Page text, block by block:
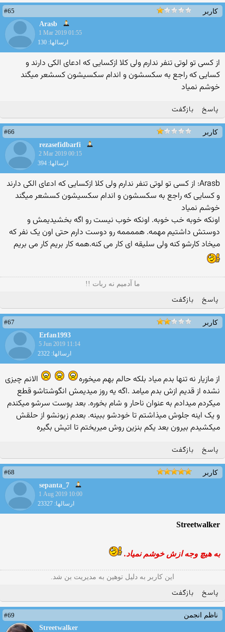
کاربر
#65
Arasb
1 Mar 2019 01:55
ارسالها: 130
از کسی تو لوتی تنفر ندارم ولی کلا ازکسایی که ادعای الکی دارند و
کسایی که راجع به سکسشون و اندام سکسیشون کسشعر میگند
خوشم نمیاد
پاسخ بازگفت
کاربر
#66
rezasefidbarfi
2 Mar 2019 00:15
ارسالها: 394
Arasb: از کسی تو لوتی تنفر ندارم ولی کلا ازکسایی که ادعای الکی دارند
و کسایی که راجع به سکسشون و اندام سکسیشون کسشعر میگند
خوشم نمیاد
اونکه خوبه خب خوبه. اونکه خوب نیست رو اگه بخشیدیمش و
دوستش داشتیم مهمه. هممممه رو دوست دارم حتی اون یک نفر که
میخاد کارشو کنه ولی سلیقه ای کار می کنه.همه کار بریم کار می بریم
ما آدمیم نه ربات !!
پاسخ بازگفت
کاربر
#67
Erfan1993
5 Jun 2019 11:14
ارسالها: 2322
از مازیار نه تنها بدم میاد بلکه حالم بهم میخوره
الانم چیزی
نشده از قدیم ازش بدم میامد .اگه یه روز میدیمش انگوشتاشو قطع
میکردم میدادم به عنوان ناحار و شام بخوره. بعد پوست سرشو میکندم
و یک اینه جلوش میذاشتم تا خودشو ببینه. بعدم زبونشو از حلقش
میکشیدم بیرون بعد یکم بنزین روش میریختم تا اتیش بگیره
پاسخ بازگفت
کاربر
#68
sepanta_7
1 Aug 2019 10:00
ارسالها: 23327
Streetwalker
به هیچ وجه ازش خوشم نمیاد.
این کاربر به دلیل توهین به مدیریت بن شد.
پاسخ بازگفت
ناظم انجمن
#69
Streetwalker